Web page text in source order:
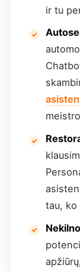
ir tu
tau, ko